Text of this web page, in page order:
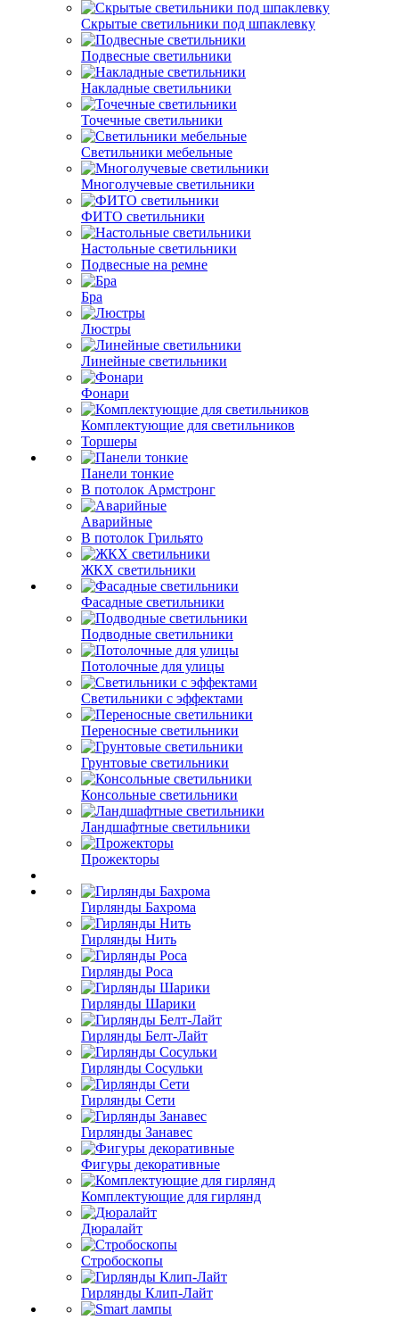
Скрытые светильники под шпаклевку
Подвесные светильники
Накладные светильники
Точечные светильники
Светильники мебельные
Многолучевые светильники
ФИТО светильники
Настольные светильники
Подвесные на ремне
Бра
Люстры
Линейные светильники
Фонари
Комплектующие для светильников
Торшеры
Панели тонкие
В потолок Армстронг
Аварийные
В потолок Грильято
ЖКХ светильники
Фасадные светильники
Подводные светильники
Потолочные для улицы
Светильники с эффектами
Переносные светильники
Грунтовые светильники
Консольные светильники
Ландшафтные светильники
Прожекторы
Гирлянды Бахрома
Гирлянды Нить
Гирлянды Роса
Гирлянды Шарики
Гирлянды Белт-Лайт
Гирлянды Сосульки
Гирлянды Сети
Гирлянды Занавес
Фигуры декоративные
Комплектующие для гирлянд
Дюралайт
Стробоскопы
Гирлянды Клип-Лайт